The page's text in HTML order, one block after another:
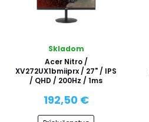
Skladom
Acer Nitro /
XV272UX1bmiiprx / 27" / IPS
/ QHD / 200Hz / 1ms
192,50 €